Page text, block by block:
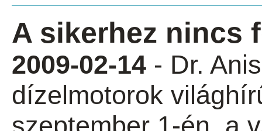
A sikerhez nincs
2009-02-14 - Dr.
dízelmotorok